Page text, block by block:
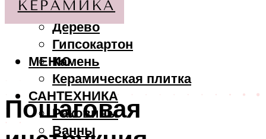
МАТЕРИАЛЫ
Дерево
Гипсокартон
Камень
Керамическая плитка
САНТЕХНИКА
Раковины
Ванны
МЕНЮ
Пошаговая